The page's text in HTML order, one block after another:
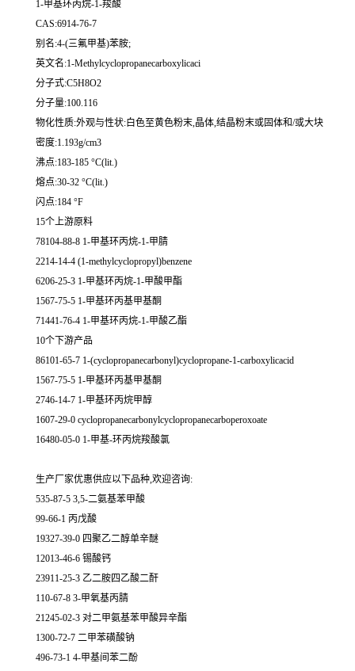
1-甲基环丙烷-1-羧酸
CAS:6914-76-7
别名:4-(三氟甲基)苯胺;
英文名:1-Methylcyclopropanecarboxylicaci
分子式:C5H8O2
分子量:100.116
物化性质:外观与性状:白色至黄色粉末,晶体,结晶粉末或固体和/或大块
密度:1.193g/cm3
沸点:183-185 °C(lit.)
熔点:30-32 °C(lit.)
闪点:184 °F
15个上游原料
78104-88-8 1-甲基环丙烷-1-甲腈
2214-14-4 (1-methylcyclopropyl)benzene
6206-25-3 1-甲基环丙烷-1-甲酸甲酯
1567-75-5 1-甲基环丙基甲基酮
71441-76-4 1-甲基环丙烷-1-甲酸乙酯
10个下游产品
86101-65-7 1-(cyclopropanecarbonyl)cyclopropane-1-carboxylicacid
1567-75-5 1-甲基环丙基甲基酮
2746-14-7 1-甲基环丙烷甲醇
1607-29-0 cyclopropanecarbonylcyclopropanecarboperoxoate
16480-05-0 1-甲基-环丙烷羧酸氯
生产厂家优惠供应以下品种,欢迎咨询:
535-87-5 3,5-二氨基苯甲酸
99-66-1 丙戊酸
19327-39-0 四聚乙二醇单辛醚
12013-46-6 锡酸钙
23911-25-3 乙二胺四乙酸二酐
110-67-8 3-甲氧基丙腈
21245-02-3 对二甲氨基苯甲酸异辛酯
1300-72-7 二甲苯磺酸钠
496-73-1 4-甲基间苯二酚